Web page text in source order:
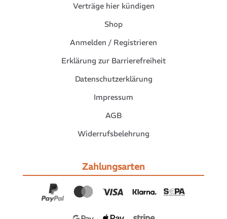
Verträge hier kündigen
Shop
Anmelden / Registrieren
Erklärung zur Barrierefreiheit
Datenschutzerklärung
Impressum
AGB
Widerrufsbelehrung
Zahlungsarten